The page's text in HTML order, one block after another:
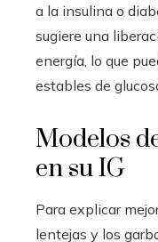
a la insulina o
sugiere una
energía, lo que
estables de
Modelos
en su IG
Para explicar
lentejas y los